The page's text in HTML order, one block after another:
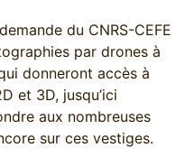
du CNRS-CEFE
par drones à
donneront accès à
et 3D, jusqu’ici
aux nombreuses
sur ces vestiges.